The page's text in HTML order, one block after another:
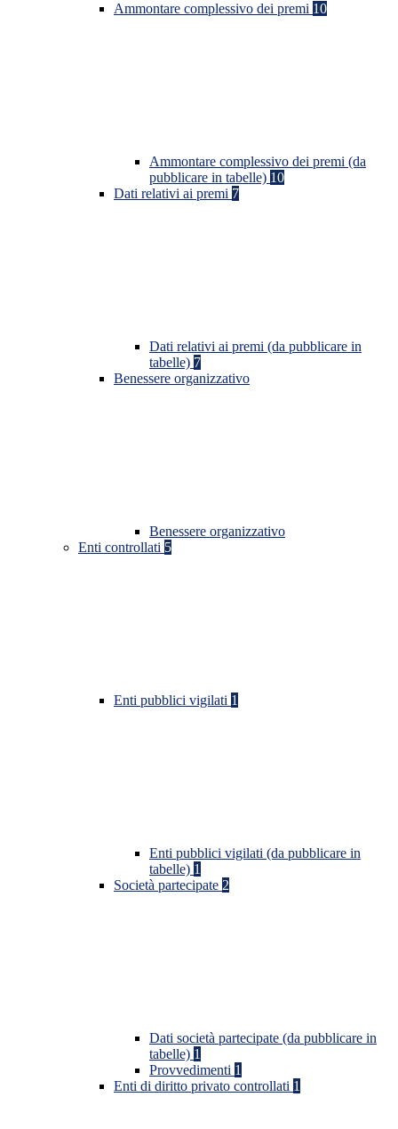
Ammontare complessivo dei premi 10
Ammontare complessivo dei premi (da
pubblicare in tabelle) 10
Dati relativi ai premi 7
Dati relativi ai premi (da pubblicare in
tabelle) 7
Benessere organizzativo
Benessere organizzativo
Enti controllati 5
Enti pubblici vigilati 1
Enti pubblici vigilati (da pubblicare in
tabelle) 1
Società partecipate 2
Dati società partecipate (da pubblicare in
tabelle) 1
Provvedimenti 1
Enti di diritto privato controllati 1